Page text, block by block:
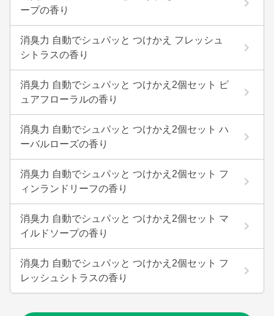
ープの香り
消臭力 自動でシュパッと つけかえ フレッシュ
シトラスの香り
消臭力 自動でシュパッと つけかえ2個セット ピ
ュアフローラルの香り
消臭力 自動でシュパッと つけかえ2個セット ハ
ーバルローズの香り
消臭力 自動でシュパッと つけかえ2個セット フ
ィンランドリーフの香り
消臭力 自動でシュパッと つけかえ2個セット マ
イルドソープの香り
消臭力 自動でシュパッと つけかえ2個セット フ
レッシュシトラスの香り